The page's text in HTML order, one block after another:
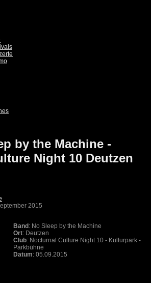
by the Machine -
Night 10 Deutzen
2015
Band : No Sleep by the Machine
Ort: Deutzen
Club: Nocturnal Culture Night 10 - Kulturpark -
Parkbühne
Datum: 05.09.2015